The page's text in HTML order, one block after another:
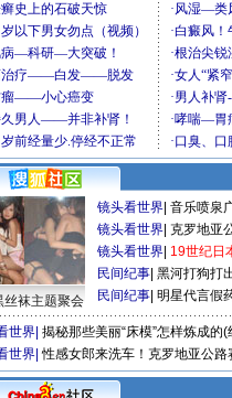
丝袜主题聚会
镜头看世界 音乐喷泉
镜头看世界 克罗地亚
镜头看世界 19世纪日
民间纪事 黑河打狗打
民间纪事 明星代言假
世界 揭秘那些美丽“床模”怎样炼成的(
世界 性感女郎来洗车！克罗地亚公路